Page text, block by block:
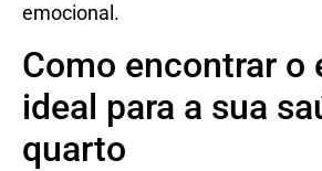
emocional.
Como encontrar o
ideal para a sua
quarto